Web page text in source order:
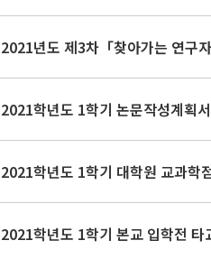
2021년도 제3차「찾아가는 연구
2021학년도 1학기 논문작성계획
2021학년도 1학기 대학원 교과학
2021학년도 1학기 본교 입학전 타